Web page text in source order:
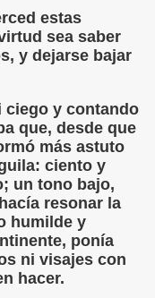
estas
sea saber
y dejarse bajar
ciego y contando
que, desde que
más astuto
ciento y
un tono bajo,
resonar la
humilde y
ponía
ni visajes con
hacer.
(editora
Ceguera o
Puente)
(CPB de l'ONCE a